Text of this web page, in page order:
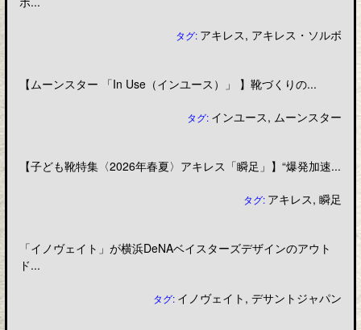
タグ: アキレス, アキレス・ソルボ
【ムーンスター 「In Use（インユース）」 】靴づくりの...
タグ: インユース, ムーンスター
【子ども靴特集〈2026年春夏〉アキレス「瞬足」】“爆発加速...
タグ: アキレス,瞬足
「イノヴェイト」が横浜DeNAベイスターズデザインのアウト
ド...
タグ: イノヴェイト ,デサントジャパン